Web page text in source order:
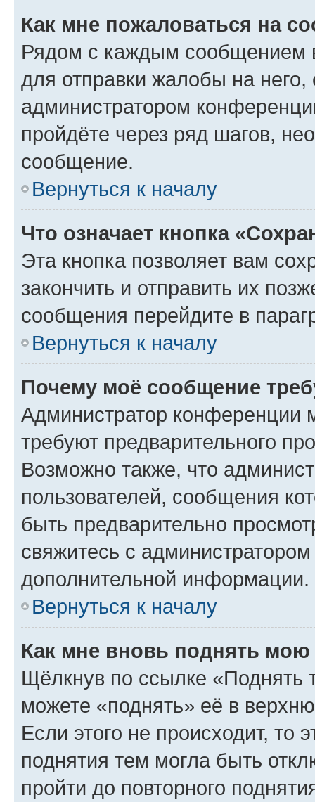
Как мне пожаловаться на
Рядом с каждым сообщением
для отправки жалобы на
администратором
пройдёте через ряд шагов,
сообщение.
Вернуться к началу
Что означает кнопка
Эта кнопка позволяет вам
закончить и отправить их
сообщения перейдите в
Вернуться к началу
Почему моё сообщение
Администратор конференции
требуют предварительного
Возможно также, что
пользователей, сообщения
быть предварительно
свяжитесь с
дополнительной информации.
Вернуться к началу
Как мне вновь поднять мою
Щёлкнув по ссылке «Поднять
можете «поднять» её в
Если этого не происходит, то
поднятия тем могла быть
пройти до повторного